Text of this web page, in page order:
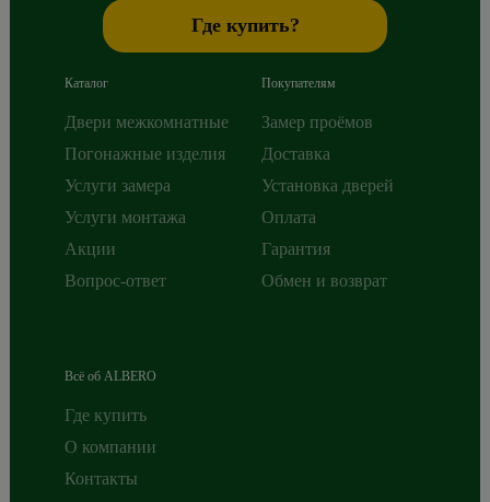
Где купить?
Каталог
Двери межкомнатные
Погонажные изделия
Услуги замера
Услуги монтажа
Акции
Вопрос-ответ
Покупателям
Замер проёмов
Доставка
Установка дверей
Оплата
Гарантия
Обмен и возврат
Всё об ALBERO
Где купить
О компании
Контакты